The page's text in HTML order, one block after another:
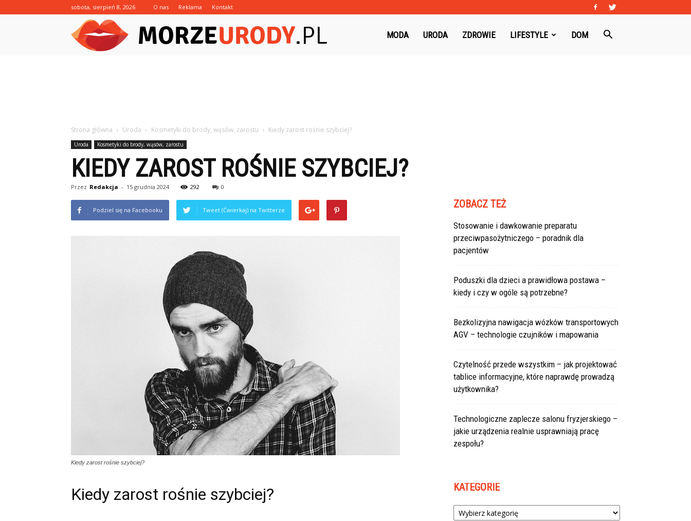
sobota, sierpień 8, 2026 O nas Reklama Kontakt
MODA URODA ZDROWIE LIFESTYLE DOM
Strona główna Uroda Kosmetyki do brody, wąsów, zarostu Kiedy zarost rośnie szybciej?
Uroda Kosmetyki do brody, wąsów, zarostu
KIEDY ZAROST ROŚNIE SZYBCIEJ?
Przez Redakcja - 15 grudnia 2024 292 0
Podziel się na Facebooku Tweet (Ćwierkaj) na Twitterze
Kiedy zarost rośnie szybciej?
Kiedy zarost rośnie szybciej?
ZOBACZ TEŻ
Stosowanie i dawkowanie preparatu
przeciwpasożytniczego – poradnik dla
pacjentów
Poduszki dla dzieci a prawidłowa postawa –
kiedy i czy w ogóle są potrzebne?
Bezkolizyjna nawigacja wózków transportowych
AGV – technologie czujników i mapowania
Czytelność przede wszystkim – jak projektować
tablice informacyjne, które naprawdę prowadzą
użytkownika?
Technologiczne zaplecze salonu fryzjerskiego –
jakie urządzenia realnie usprawniają pracę
zespołu?
KATEGORIE
Kategorie